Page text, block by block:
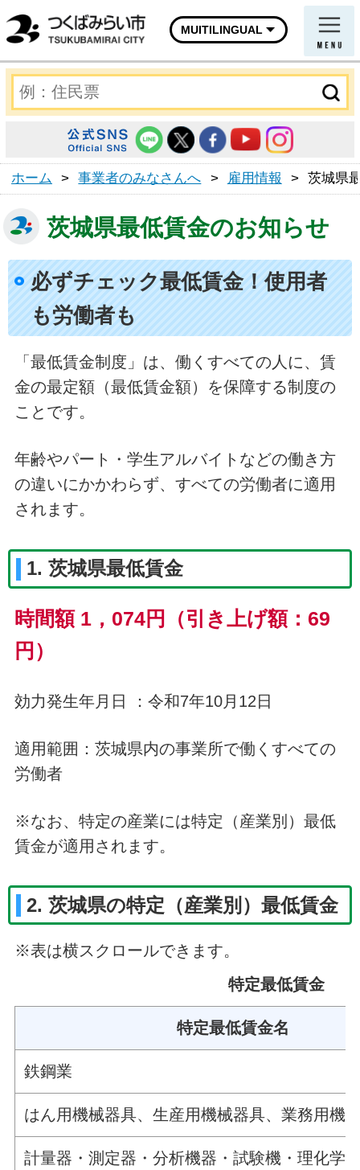
MUITILINGUAL
ホーム > 事業者のみなさんへ > 雇用情報 > 茨城県
茨城県最低賃金のお知らせ
必ずチェック最低賃金！使用者
も労働者も
「最低賃金制度」は、働くすべての人に、賃
金の最定額（最低賃金額）を保障する制度の
ことです。
年齢やパート・学生アルバイトなどの働き方
の違いにかかわらず、すべての労働者に適用
されます。
1. 茨城県最低賃金
時間額 1，074円（引き上げ額：69
円）
効力発生年月日 ：令和7年10月12日
適用範囲：茨城県内の事業所で働くすべての
労働者
※なお、特定の産業には特定（産業別）最低
賃金が適用されます。
2. 茨城県の特定（産業別）最低賃金
※表は横スクロールできます。
特定最低賃金
特定最低賃金名
鉄鋼業
はん用機械器具、生産用機械器具、業務用機
計量器・測定器・分析機器・試験機・理化学